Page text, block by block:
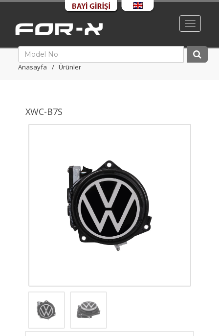
Toggle
Anasayfa Ürünler
XWC-B7S